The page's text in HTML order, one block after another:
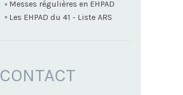
Messes régulières en EHPAD
Les EHPAD du 41 - Liste ARS
CONTACT